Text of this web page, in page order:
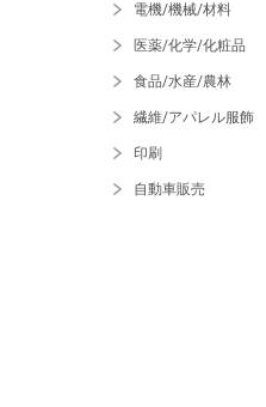
電機/機械/材料
医薬/化学/化粧品
食品/水産/農林
繊維/アパレル服飾
印刷
自動車販売